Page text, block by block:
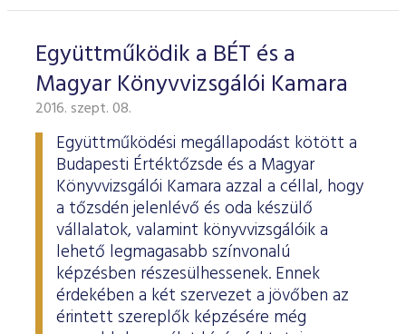
Együttműködik a BÉT és a
Magyar Könyvvizsgálói Kamara
2016. szept. 08.
Együttműködési megállapodást kötött a
Budapesti Értéktőzsde és a Magyar
Könyvvizsgálói Kamara azzal a céllal, hogy
a tőzsdén jelenlévő és oda készülő
vállalatok, valamint könyvvizsgálóik a
lehető legmagasabb színvonalú
képzésben részesülhessenek. Ennek
érdekében a két szervezet a jövőben az
érintett szereplők képzésére még